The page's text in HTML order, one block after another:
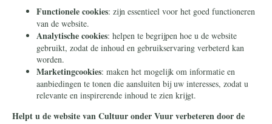
28 februari 2022
Vrijheid versus
vaccinatieplicht: de les van de
Canadese truckers
De reactie van Canadese
vrachtwagenchauffeurs tegen de dictatoriale
vaccinatieplicht in het land gaat door. Het